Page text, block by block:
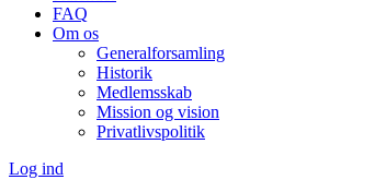
FAQ
Om os
Generalforsamling
Historik
Medlemsskab
Mission og vision
Privatlivspolitik
Log ind